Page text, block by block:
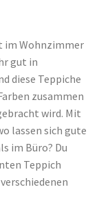
im Wohnzimmer
gut in
diese Teppiche
zusammen
wird. Mit
lassen sich gute
im Büro? Du
Teppich